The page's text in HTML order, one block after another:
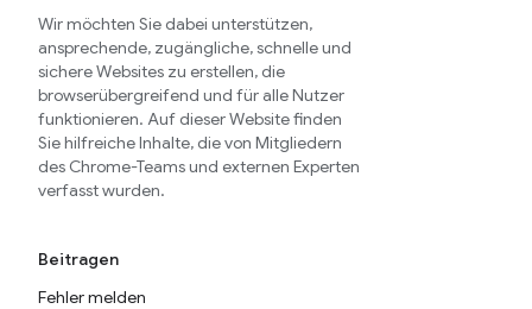
Wir möchten Sie dabei unterstützen,
ansprechende, zugängliche, schnelle und
sichere Websites zu erstellen, die
browserübergreifend und für alle Nutzer
funktionieren. Auf dieser Website finden
Sie hilfreiche Inhalte, die von Mitgliedern
des Chrome-Teams und externen Experten
verfasst wurden.
Beitragen
Fehler melden